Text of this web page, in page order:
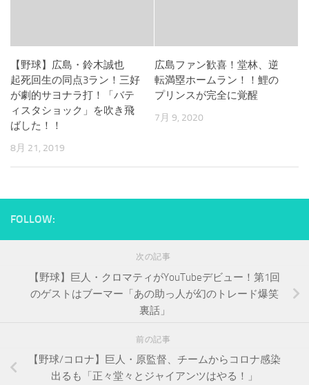
【野球】広島・鈴木誠也
起死回生の同点3ラン！三好
が劇的サヨナラ打！「バテ
ィスタショック」を吹き飛
ばした！！
8月 21, 2019
広島ファン歓喜！堂林、逆
転満塁ホームラン！！鯉の
プリンスが完全に覚醒
7月 9, 2020
FOLLOW:
次の記事
【野球】巨人・クロマティがYouTubeデビュー！第1回
のゲストはブーマー「あの助っ人が幻のトレード爆笑
裏話」
前の記事
【野球/コロナ】巨人・原監督、チームからコロナ感染
出るも「正々堂々とジャイアンツはやる！」